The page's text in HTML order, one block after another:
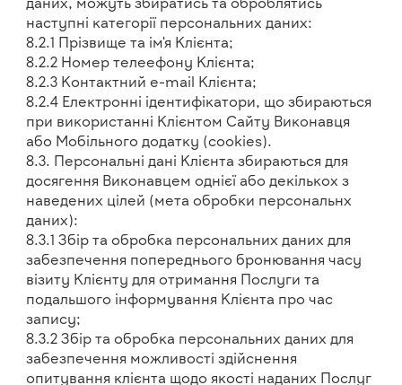
даних, можуть збиратись та оброблятись
наступні категорії персональних даних:
8.2.1 Прізвище та ім'я Клієнта;
8.2.2 Номер телеефону Клієнта;
8.2.3 Контактний e-mail Клієнта;
8.2.4 Електронні ідентифікатори, що збираються
при використанні Клієнтом Сайту Виконавця
або Мобільного додатку (cookies).
8.3. Персональні дані Клієнта збираються для
досягення Виконавцем однієї або декількох з
наведених цілей (мета обробки персональнх
даних):
8.3.1 Збір та обробка персональних даних для
забезпечення попереднього бронювання часу
візиту Клієнту для отримання Послуги та
подальшого інформування Клієнта про час
запису;
8.3.2 Збір та обробка персональних даних для
забезпечення можливості здійснення
опитування клієнта щодо якості наданих Послуг